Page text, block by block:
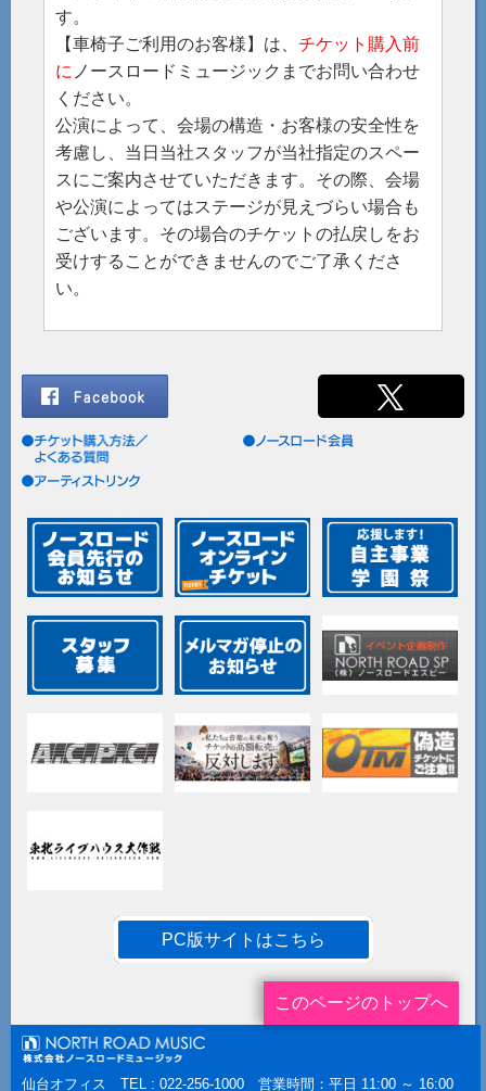
す。
【車椅子ご利用のお客様】は、 チケット購入前
に ノースロードミュージックまでお問い合わせ
ください。
公演によって、会場の構造・お客様の安全性を
考慮し、当日当社スタッフが当社指定のスペー
スにご案内させていただきます。その際、会場
や公演によってはステージが見えづらい場合も
ございます。その場合のチケットの払戻しをお
受けすることができませんのでご了承くださ
い。
PC版サイトはこちら
このページのトップへ
仙台オフィス TEL : 022-256-1000 営業時間：平日 11:00 ～ 16:00